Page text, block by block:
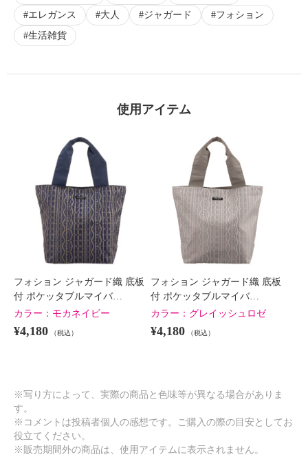
エレガンス
大人 ジャガード
フォション
生活雑貨
使用アイテム
フォション ジャガード織 底板
付 ポケッタブルマイバ…
カラー： モカネイビー
¥4,180 （税込）
フォション ジャガード織 底板
付 ポケッタブルマイバ…
カラー： グレイッシュロゼ
¥4,180 （税込）
※写り方によって、実際の商品と色味等が異なる場合がありま
す。
※コメントは投稿者個人の感想です。ご購入の際の目安としてお
役立てください。
※販売期間外の商品は、使用アイテムに表示されません。